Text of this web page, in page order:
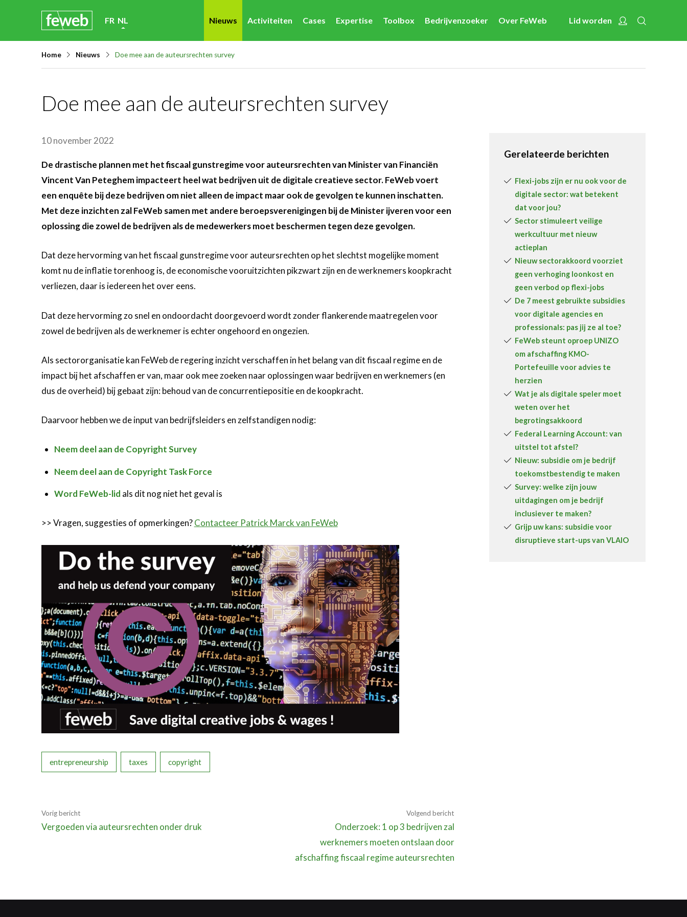
content
FR NL Nieuws Activiteiten Cases Expertise Toolbox Bedrijvenzoeker Over FeWeb Lid worden Account
Home Nieuws Doe mee aan de auteursrechten survey
Doe mee aan de auteursrechten survey
10 november 2022
De drastische plannen met het fiscaal gunstregime voor auteursrechten van Minister van Financiën
Vincent Van Peteghem impacteert heel wat bedrijven uit de digitale creatieve sector. FeWeb voert
een enquête bij deze bedrijven om niet alleen de impact maar ook de gevolgen te kunnen inschatten.
Met deze inzichten zal FeWeb samen met andere beroepsverenigingen bij de Minister ijveren voor een
oplossing die zowel de bedrijven als de medewerkers moet beschermen tegen deze gevolgen.
Dat deze hervorming van het fiscaal gunstregime voor auteursrechten op het slechtst mogelijke moment
komt nu de inflatie torenhoog is, de economische vooruitzichten pikzwart zijn en de werknemers koopkracht
verliezen, daar is iedereen het over eens.
Dat deze hervorming zo snel en ondoordacht doorgevoerd wordt zonder flankerende maatregelen voor
zowel de bedrijven als de werknemer is echter ongehoord en ongezien.
Als sectororganisatie kan FeWeb de regering inzicht verschaffen in het belang van dit fiscaal regime en de
impact bij het afschaffen er van, maar ook mee zoeken naar oplossingen waar bedrijven en werknemers (en
dus de overheid) bij gebaat zijn: behoud van de concurrentiepositie en de koopkracht.
Daarvoor hebben we de input van bedrijfsleiders en zelfstandigen nodig:
Neem deel aan de Copyright Survey
Neem deel aan de Copyright Task Force
Word FeWeb-lid als dit nog niet het geval is
>> Vragen, suggesties of opmerkingen?Contacteer Patrick Marck van FeWeb
entrepreneurship taxes copyright
Vorig bericht
Vergoeden via auteursrechten onder druk
Volgend bericht
Onderzoek: 1 op 3 bedrijven zal
werknemers moeten ontslaan door
afschaffing fiscaal regime auteursrechten
Gerelateerde berichten
Flexi-jobs zijn er nu ook voor de
digitale sector: wat betekent
dat voor jou?
Sector stimuleert veilige
werkcultuur met nieuw
actieplan
Nieuw sectorakkoord voorziet
geen verhoging loonkost en
geen verbod op flexi-jobs
De 7 meest gebruikte subsidies
voor digitale agencies en
professionals: pas jij ze al toe?
FeWeb steunt oproep UNIZO
om afschaffing KMO-
Portefeuille voor advies te
herzien
Wat je als digitale speler moet
weten over het
begrotingsakkoord
Federal Learning Account: van
uitstel tot afstel?
Nieuw: subsidie om je bedrijf
toekomstbestendig te maken
Survey: welke zijn jouw
uitdagingen om je bedrijf
inclusiever te maken?
Grijp uw kans: subsidie voor
disruptieve start-ups van VLAIO
Nieuws
Cases
Toolbox
Over FeWeb
Zoeken